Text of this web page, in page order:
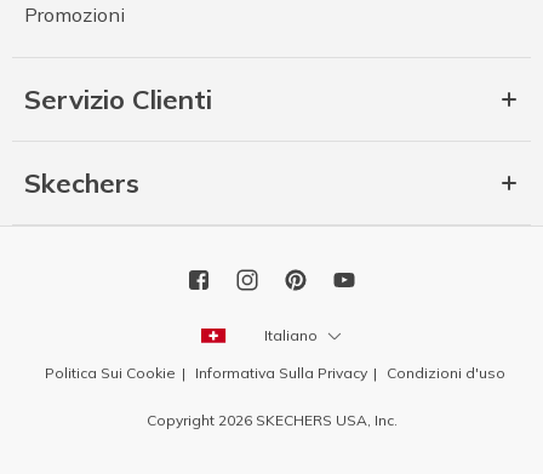
Promozioni
Servizio Clienti
Skechers
Italiano
Politica Sui Cookie Informativa Sulla Privacy Condizioni d'uso
Copyright 2026 SKECHERS USA, Inc.